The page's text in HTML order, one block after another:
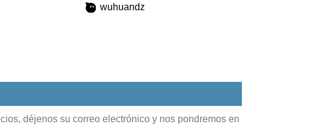
wuhuandz
déjenos su correo electrónico y nos pondremos en